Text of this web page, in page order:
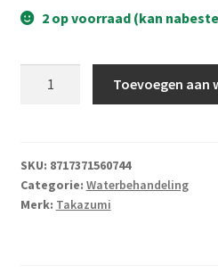
Vijverdecoratie en
Tuinonderhoud
Overige
2 op voorraad (kan
Toevoegen aan
SKU: 8717371560744
Categorie: Waterbehandeling
Merk: Takazumi